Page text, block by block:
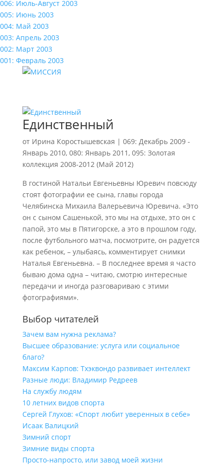
006: Июль-Август 2003
005: Июнь 2003
004: Май 2003
003: Апрель 2003
002: Март 2003
001: Февраль 2003
Единственный
от Ирина Коростышевская | 069: Декабрь 2009 -
Январь 2010, 080: Январь 2011, 095: Золотая
коллекция 2008-2012 (Май 2012)
В гостиной Натальи Евгеньевны Юревич повсюду
стоят фотографии ее сына, главы города
Челябинска Михаила Валерьевича Юревича. «Это
он с сыном Сашенькой, это мы на отдыхе, это он с
папой, это мы в Пятигорске, а это в прошлом году,
после футбольного матча, посмотрите, он радуется
как ребенок, – улыбаясь, комментирует снимки
Наталья Евгеньевна. – В последнее время я часто
бываю дома одна – читаю, смотрю интересные
передачи и иногда разговариваю с этими
фотографиями».
Выбор читателей
Зачем вам нужна реклама?
Высшее образование: услуга или социальное
благо?
Максим Карпов: Тхэквондо развивает интеллект
Разные люди: Владимир Редреев
На службу людям
10 летних видов спорта
Сергей Глухов: «Спорт любит уверенных в себе»
Исаак Валицкий
Зимний спорт
Зимние виды спорта
Просто-напросто, или завод моей жизни